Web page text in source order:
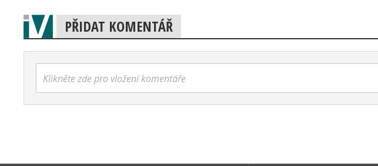
PŘIDAT KOMENTÁŘ
Klikněte zde pro vložení komentáře